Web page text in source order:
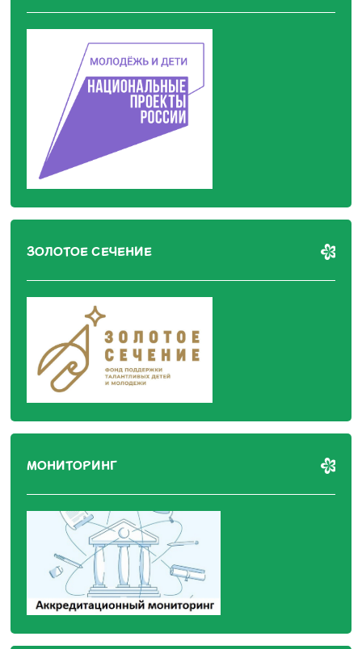
ЗОЛОТОЕ СЕЧЕНИЕ
МОНИТОРИНГ